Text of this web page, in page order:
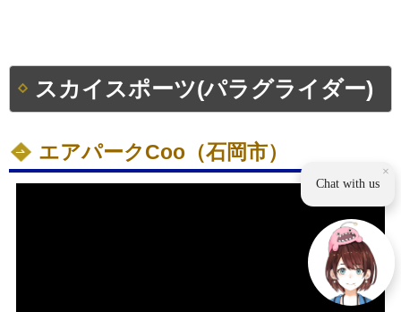
スカイスポーツ(パラグライダー)
エアパークCoo（石岡市）
×
Chat with us